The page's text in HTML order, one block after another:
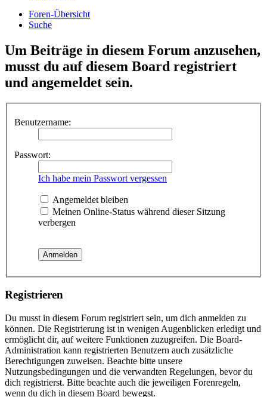
Foren-Übersicht
Suche
Um Beiträge in diesem Forum anzusehen,
musst du auf diesem Board registriert
und angemeldet sein.
Benutzername:
Passwort:
Ich habe mein Passwort vergessen
Angemeldet bleiben
Meinen Online-Status während dieser Sitzung
verbergen
Registrieren
Du musst in diesem Forum registriert sein, um dich anmelden zu
können. Die Registrierung ist in wenigen Augenblicken erledigt und
ermöglicht dir, auf weitere Funktionen zuzugreifen. Die Board-
Administration kann registrierten Benutzern auch zusätzliche
Berechtigungen zuweisen. Beachte bitte unsere
Nutzungsbedingungen und die verwandten Regelungen, bevor du
dich registrierst. Bitte beachte auch die jeweiligen Forenregeln,
wenn du dich in diesem Board bewegst.